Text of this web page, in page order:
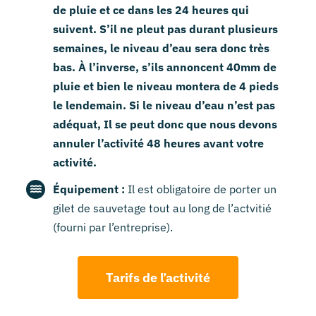
de pluie et ce dans les 24 heures qui
suivent. S’il ne pleut pas durant plusieurs
semaines, le niveau d’eau sera donc très
bas. À l’inverse, s’ils annoncent 40mm de
pluie et bien le niveau montera de 4 pieds
le lendemain. Si le niveau d’eau n’est pas
adéquat, Il se peut donc que nous devons
annuler l’activité 48 heures avant votre
activité.
Équipement : Il est obligatoire de porter un
gilet de sauvetage tout au long de l’actvitié
(fourni par l’entreprise).
Tarifs de l’activité